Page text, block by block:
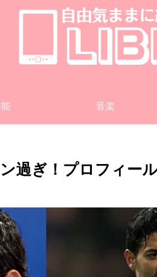
音楽
過ぎ！プロフィー